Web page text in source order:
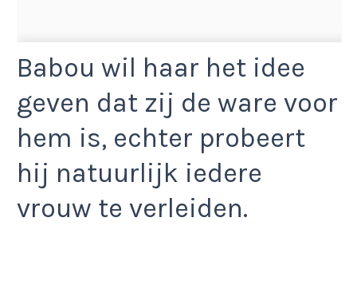
Babou wil haar het idee
geven dat zij de ware voor
hem is, echter probeert
hij natuurlijk iedere
vrouw te verleiden.